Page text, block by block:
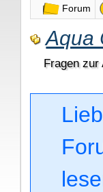
Forum
Aqua
Fragen zur